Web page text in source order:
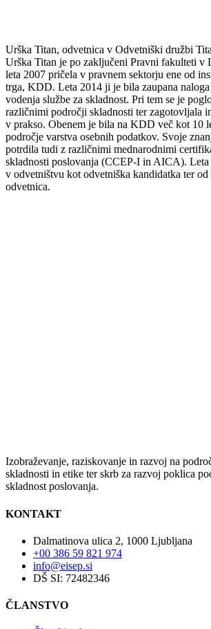
Urška Titan, odvetnica v Odvetniški družbi
Urška Titan je po zaključeni Pravni fakulteti v
leta 2007 pričela v pravnem sektorju ene od
trga, KDD. Leta 2014 ji je bila zaupana
vodenja službe za skladnost. Pri tem se je
različnimi področji skladnosti ter zagotovljala
v prakso. Obenem je bila na KDD več kot 10
področje varstva osebnih podatkov. Svoje
potrdila tudi z različnimi mednarodnimi
skladnosti poslovanja (CCEP-I in AICA). Leta
v odvetništvu kot odvetniška kandidatka ter
odvetnica.
Izobraževanje, raziskovanje in razvoj na
skladnosti in etike ter skrb za razvoj poklica
skladnost poslovanja.
KONTAKT
Dalmatinova ulica 2, 1000 Ljubljana
+00 386 59 821 974
info@eisep.si
DŠ SI: 72482346
ČLANSTVO